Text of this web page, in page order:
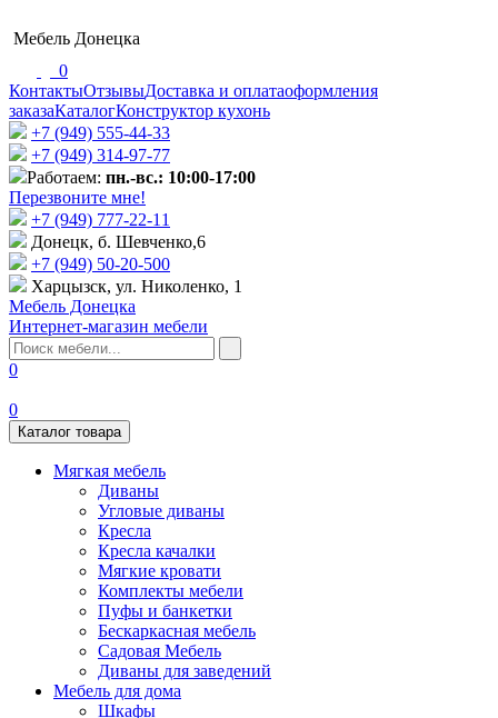
Мебель Донецка
0
КонтактыОтзывыДоставка и оплатаоформления
заказаКаталогКонструктор кухонь
+7 (949) 555-44-33
+7 (949) 314-97-77
Работаем: пн.-вс.: 10:00-17:00
Перезвоните мне!
+7 (‎949) 777-22-11
Донецк, б. Шевченко,6
+7 (949) 50-20-500
Харцызск, ул. Николенко, 1
Мебель Донецка
Интернет-магазин мебели
0
0
Каталог товара
Мягкая мебель
Диваны
Угловые диваны
Кресла
Кресла качалки
Мягкие кровати
Комплекты мебели
Пуфы и банкетки
Бескаркасная мебель
Садовая Мебель
Диваны для заведений
Мебель для дома
Шкафы